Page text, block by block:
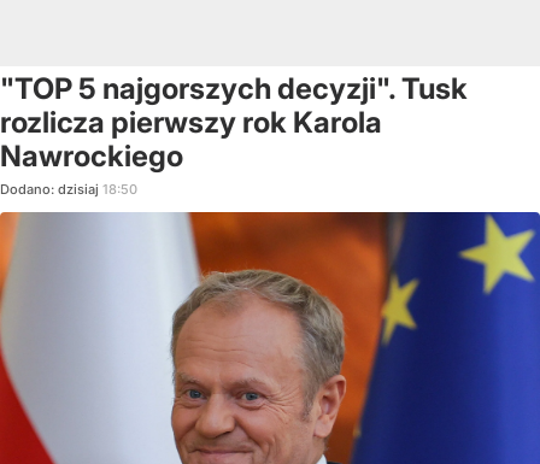
"TOP 5 najgorszych decyzji". Tusk
rozlicza pierwszy rok Karola
Nawrockiego
Dodano: dzisiaj 18:50